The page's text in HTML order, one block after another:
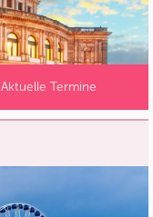
Aktuelle Termine